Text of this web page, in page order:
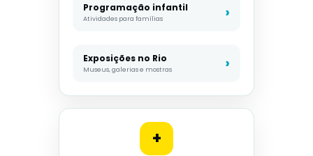
Programação infantil
Atividades para famílias
Exposições no Rio
Museus, galerias e mostras
+